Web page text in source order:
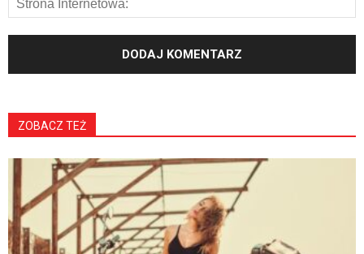
ZOBACZ TEŻ